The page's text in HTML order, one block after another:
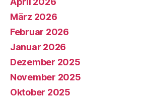
März 2026
Februar 2026
Januar 2026
Dezember 2025
November 2025
Oktober 2025